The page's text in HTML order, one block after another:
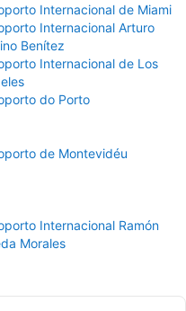
Internacional de Miami
Internacional Arturo
Benítez
Internacional de Los
do Porto
de Montevidéu
Internacional Ramón
Morales